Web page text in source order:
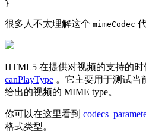
很多人不太理解这个 mimeCodec
HTML5 在提供对视频的支持的
canPlayType 。它主要用于测试当
给出的视频的 MIME type。
你可以在这里看到
格式类型。